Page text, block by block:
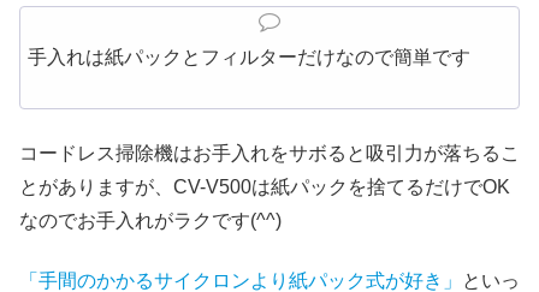
手入れは紙パックとフィルターだけなので簡単です
コードレス掃除機はお手入れをサボると吸引力が落ちるこ
とがありますが、CV-V500は紙パックを捨てるだけでOK
なのでお手入れがラクです(^^)
「手間のかかるサイクロンより紙パック式が好き」
といっ